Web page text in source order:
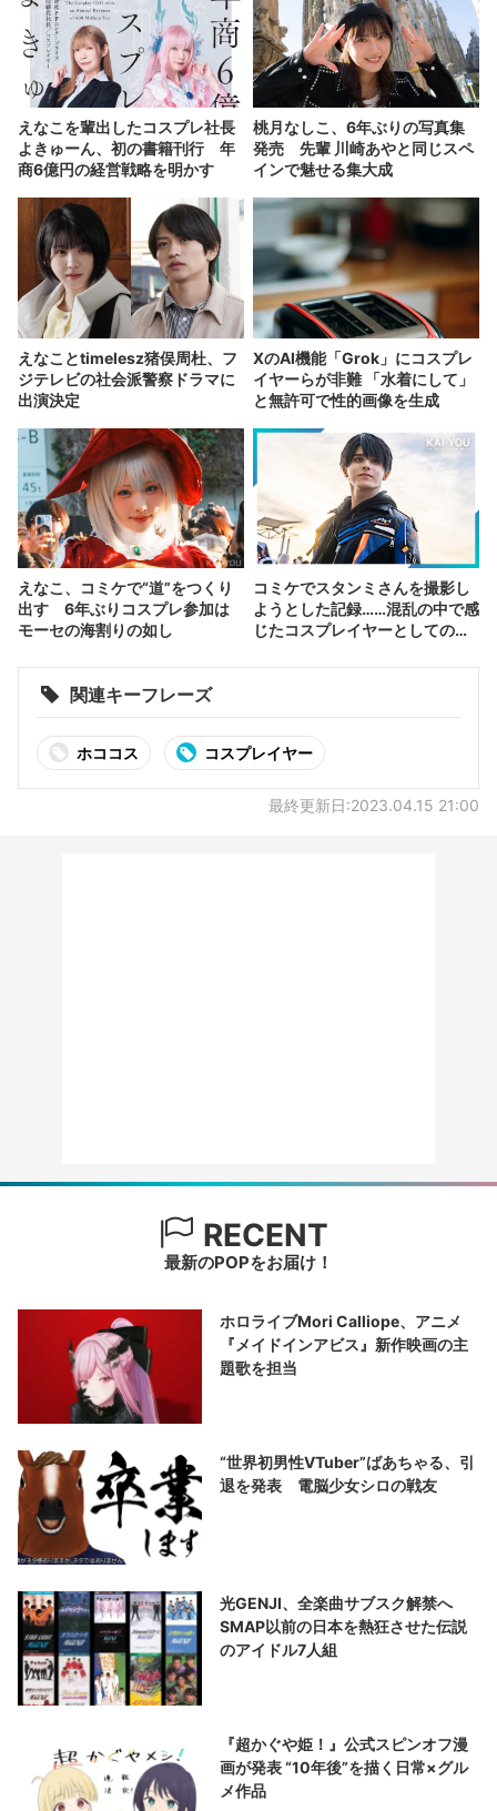
えなこを輩出したコスプレ社長
よきゅーん、初の書籍刊行 年
商6億円の経営戦略を明かす
桃月なしこ、6年ぶりの写真集
発売 先輩 川崎あやと同じスペ
インで魅せる集大成
えなことtimelesz猪俣周杜、フ
ジテレビの社会派警察ドラマに
出演決定
XのAI機能「Grok」にコスプレ
イヤーらが非難 「水着にして」
と無許可で性的画像を生成
えなこ、コミケで“道”をつくり
出す 6年ぶりコスプレ参加は
モーセの海割りの如し
コミケでスタンミさんを撮影し
ようとした記録……混乱の中で感
じたコスプレイヤーとしての躍
関連キーフレーズ
ホココス コスプレイヤー
最終更新日:2023.04.15 21:00
RECENT
最新のPOPをお届け！
ホロライブMori Calliope、アニメ
『メイドインアビス』新作映画の主
題歌を担当
“世界初男性VTuber”ばあちゃる、引
退を発表 電脳少女シロの戦友
光GENJI、全楽曲サブスク解禁へ
SMAP以前の日本を熱狂させた伝説
のアイドル7人組
『超かぐや姫！』公式スピンオフ漫
画が発表 “10年後”を描く日常×グル
メ作品